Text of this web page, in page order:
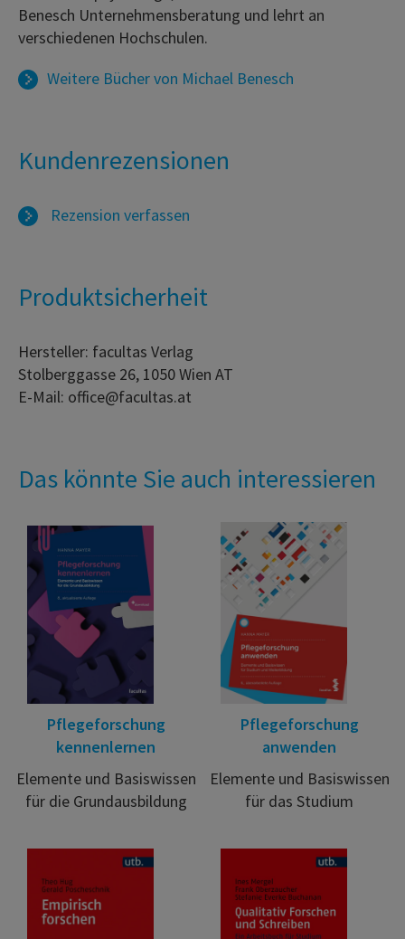
Benesch Unternehmensberatung und lehrt an
verschiedenen Hochschulen.
Weitere Bücher von Michael Benesch
Kundenrezensionen
Rezension verfassen
Produktsicherheit
Hersteller: facultas Verlag
Stolberggasse 26, 1050 Wien AT
E-Mail: office@facultas.at
Das könnte Sie auch interessieren
Pflegeforschung
kennenlernen
Elemente und Basiswissen
für die Grundausbildung
Pflegeforschung
anwenden
Elemente und Basiswissen
für das Studium